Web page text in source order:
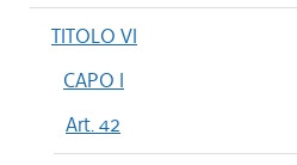
TITOLO VI
CAPO I
Art. 42